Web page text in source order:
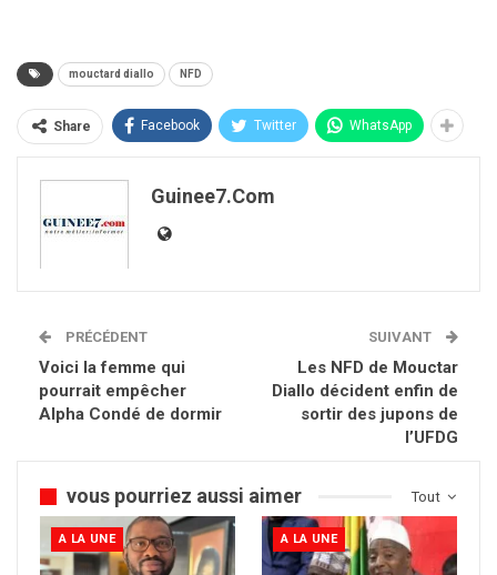
mouctard diallo NFD
Share Facebook Twitter WhatsApp
Guinee7.com
PRÉCÉDENT
Voici la femme qui
pourrait empêcher
Alpha Condé de dormir
SUIVANT
Les NFD de Mouctar
Diallo décident enfin de
sortir des jupons de
l’UFDG
Tout
vous pourriez aussi aimer
A LA UNE A LA UNE